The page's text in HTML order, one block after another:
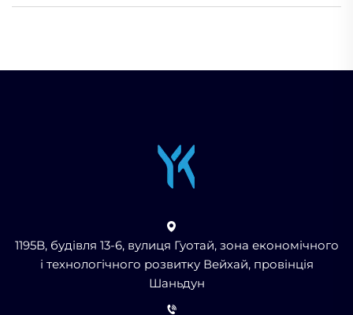
1195B, будівля 13-6, вулиця Гуотай, зона економічного
і технологічного розвитку Вейхай, провінція
Шаньдун